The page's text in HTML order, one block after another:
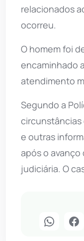
relacionados
ocorreu.
O homem foi
encaminhado
atendimento
Segundo a
circunstâncias
e outras
após o
judiciária. O